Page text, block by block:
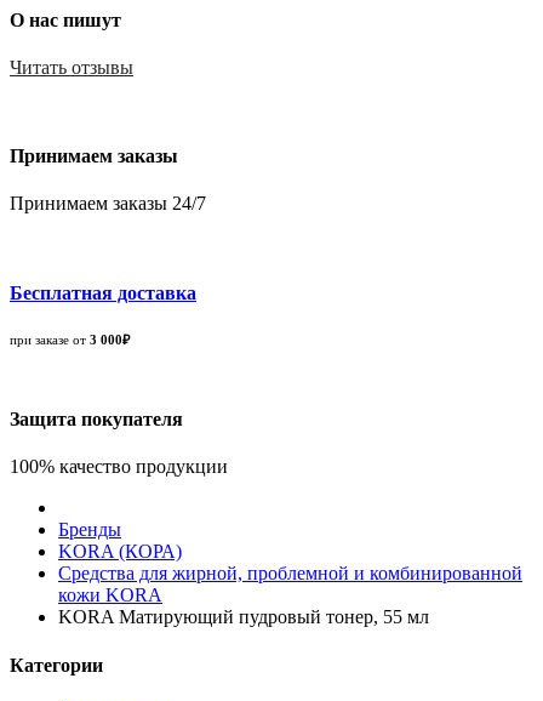
О нас пишут
Читать отзывы
Принимаем заказы
Принимаем заказы 24/7
Бесплатная доставка
при заказе от 3 000₽
Защита покупателя
100% качество продукции
Бренды
KORA (КОРА)
Средства для жирной, проблемной и комбинированной
кожи KORA
KORA Матирующий пудровый тонер, 55 мл
Категории